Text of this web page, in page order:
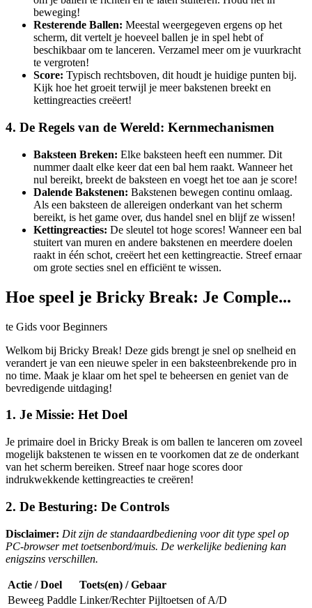
beweging!
Resterende Ballen: Meestal weergegeven ergens op het
scherm, dit vertelt je hoeveel ballen je in spel hebt of
beschikbaar om te lanceren. Verzamel meer om je vuurkracht
te vergroten!
Score: Typisch rechtsboven, dit houdt je huidige punten bij.
Kijk hoe het groeit terwijl je meer bakstenen breekt en
kettingreacties creëert!
4. De Regels van de Wereld: Kernmechanismen
Baksteen Breken: Elke baksteen heeft een nummer. Dit
nummer daalt elke keer dat een bal hem raakt. Wanneer het
nul bereikt, breekt de baksteen en voegt het toe aan je score!
Dalende Bakstenen: Bakstenen bewegen continu omlaag.
Als een baksteen de allereigen onderkant van het scherm
bereikt, is het game over, dus handel snel en blijf ze wissen!
Kettingreacties: De sleutel tot hoge scores! Wanneer een bal
stuitert van muren en andere bakstenen en meerdere doelen
raakt in één schot, creëert het een kettingreactie. Streef ernaar
om grote secties snel en efficiënt te wissen.
Hoe speel je Bricky Break: Je Comple...
te Gids voor Beginners
Welkom bij Bricky Break! Deze gids brengt je snel op snelheid en
verandert je van een nieuwe speler in een baksteenbrekende pro in
no time. Maak je klaar om het spel te beheersen en geniet van de
bevredigende uitdaging!
1. Je Missie: Het Doel
Je primaire doel in Bricky Break is om ballen te lanceren om zoveel
mogelijk bakstenen te wissen en te voorkomen dat ze de onderkant
van het scherm bereiken. Streef naar hoge scores door
indrukwekkende kettingreacties te creëren!
2. De Besturing: De Controls
Disclaimer: Dit zijn de standaardbediening voor dit type spel op
PC-browser met toetsenbord/muis. De werkelijke bediening kan
enigszins verschillen.
Actie / Doel
Toets(en) / Gebaar
Beweeg Paddle Linker/Rechter Pijltoetsen of A/D